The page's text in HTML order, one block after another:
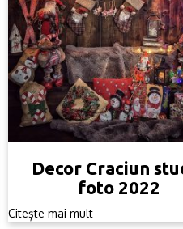
Decor Craciun
foto 2022
Citește mai mult